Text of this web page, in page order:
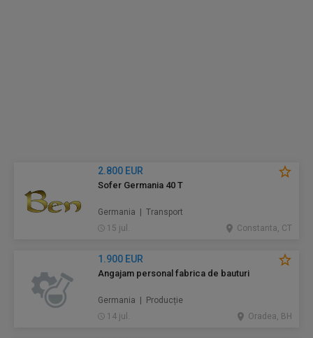
2.800 EUR
Sofer Germania 40 T
Germania | Transport
15 jul.
Constanta, CT
1.900 EUR
Angajam personal fabrica de bauturi
Germania | Producție
14 jul.
Oradea, BH